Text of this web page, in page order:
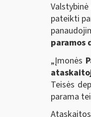
pateikti
paramos
„Įmonės
Teisės
parama